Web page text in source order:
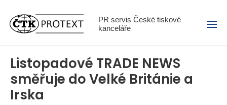
PR servis České tiskové
kanceláře
Menu
Listopadové TRADE NEWS
směřuje do Velké Británie a
Irska